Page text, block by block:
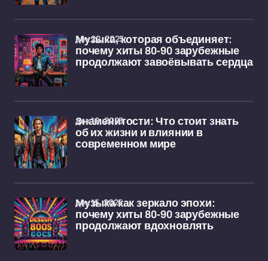
Музыка, которая объединяет:
почему хиты 80-90 зарубежные
продолжают завоёвывать сердца
дек 22, 2025
Знаменитости: Что стоит знать
об их жизни и влиянии в
современном мире
дек 19, 2025
Музыка как зеркало эпохи:
почему хиты 80-90 зарубежные
продолжают вдохновлять
дек 15, 2025